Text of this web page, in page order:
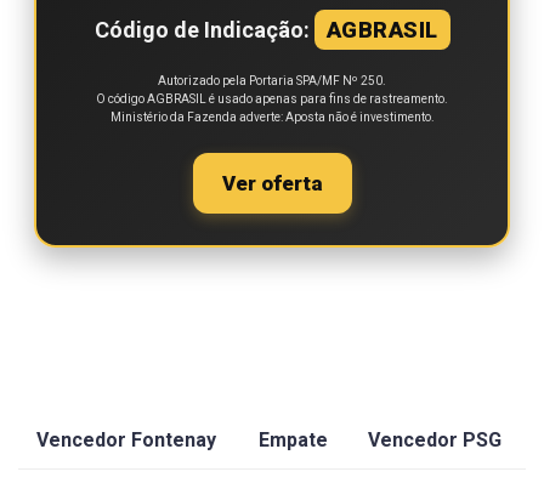
Código de Indicação: AGBRASIL
Autorizado pela Portaria SPA/MF Nº 250.
O código AGBRASIL é usado apenas para fins de rastreamento.
Ministério da Fazenda adverte: Aposta não é investimento.
Ver oferta
Vencedor Fontenay Empate Vencedor PSG